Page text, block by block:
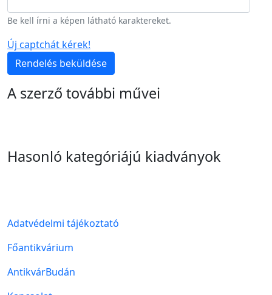
Be kell írni a képen látható karaktereket.
Új captchát kérek!
Rendelés beküldése
A szerző további művei
Hasonló kategóriájú kiadványok
Lábléc menü
Adatvédelmi tájékoztató
Főantikvárium
AntikvárBudán